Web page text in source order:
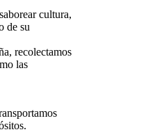
cultura,
de su
recolectamos
las